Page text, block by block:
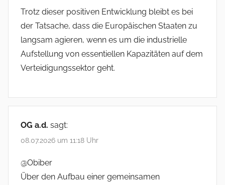
Trotz dieser positiven Entwicklung bleibt es bei
der Tatsache, dass die Europäischen Staaten zu
langsam agieren, wenn es um die industrielle
Aufstellung von essentiellen Kapazitäten auf dem
Verteidigungssektor geht.
OG a.d. sagt:
08.07.2026 um 11:18 Uhr
@Obiber
Über den Aufbau einer gemeinsamen